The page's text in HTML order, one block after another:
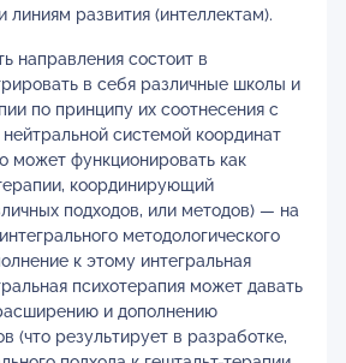
развития (интеллектам).
направления состоит в
в себя различные школы и
по принципу их соотнесения с
системой координат
может функционировать как
координирующий
подходов, или методов) — на
методологического
к этому интегральная
психотерапия может давать
и дополнению
(что результирует в разработке,